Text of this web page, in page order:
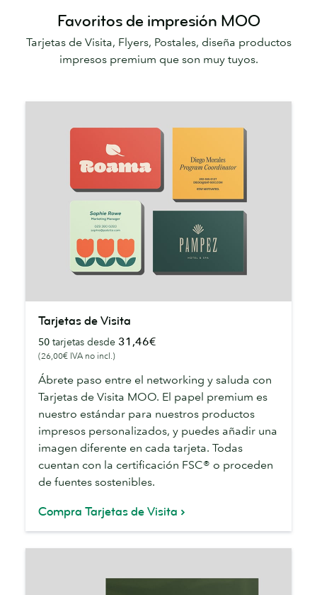
Favoritos de impresión MOO
Tarjetas de Visita, Flyers, Postales, diseña productos
impresos premium que son muy tuyos.
Visita
Tarjetas de Visita
50 tarjetas desde 31,46€
(26,00€ IVA no incl.)
Ábrete paso entre el networking y saluda con
Tarjetas de Visita MOO. El papel premium es
nuestro estándar para nuestros productos
impresos personalizados, y puedes añadir una
imagen diferente en cada tarjeta. Todas
cuentan con la certificación FSC® o proceden
de fuentes sostenibles.
Compra Tarjetas de Visita